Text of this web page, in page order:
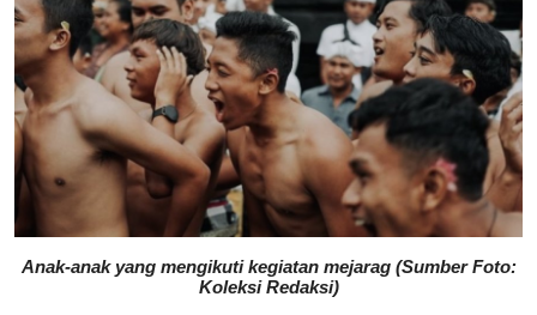
Anak-anak yang mengikuti kegiatan mejarag (Sumber Foto:
Koleksi Redaksi)